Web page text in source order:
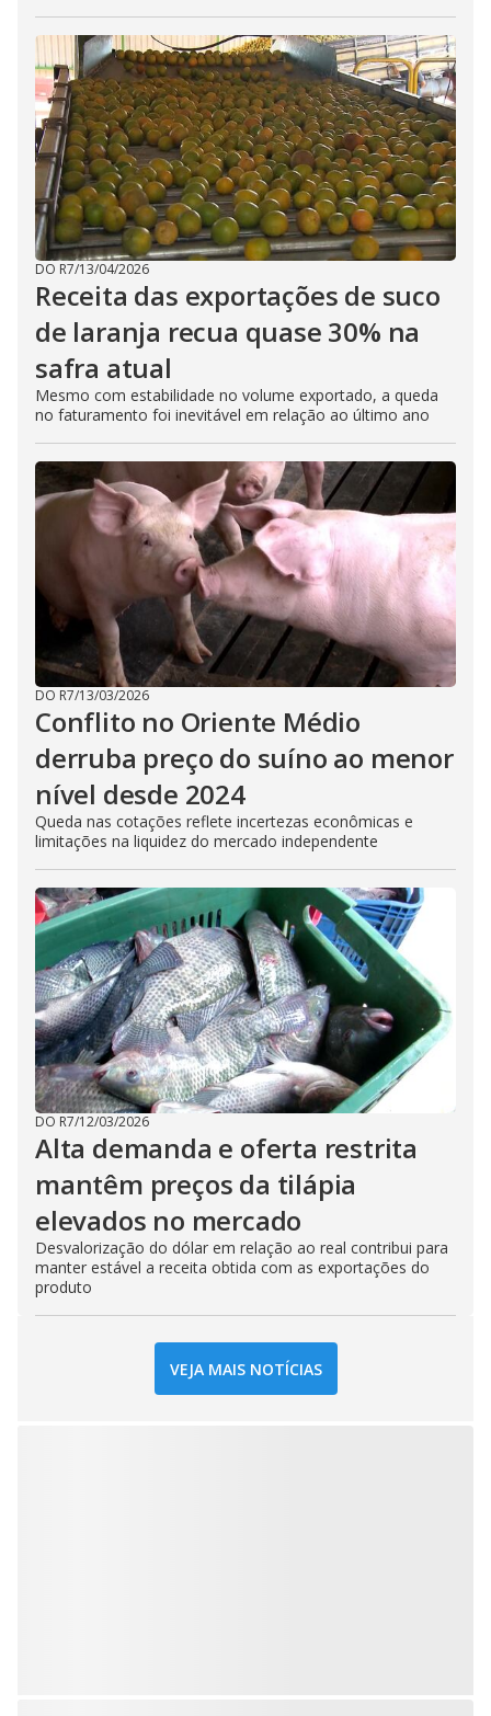
DO R7/13/04/2026
Receita das exportações de suco
de laranja recua quase 30% na
safra atual
Mesmo com estabilidade no volume exportado, a queda
no faturamento foi inevitável em relação ao último ano
DO R7/13/03/2026
Conflito no Oriente Médio
derruba preço do suíno ao menor
nível desde 2024
Queda nas cotações reflete incertezas econômicas e
limitações na liquidez do mercado independente
DO R7/12/03/2026
Alta demanda e oferta restrita
mantêm preços da tilápia
elevados no mercado
Desvalorização do dólar em relação ao real contribui para
manter estável a receita obtida com as exportações do
produto
VEJA MAIS NOTÍCIAS